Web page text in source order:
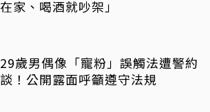
在家、喝酒就吵架」
29歲男偶像「寵粉」誤觸法遭警約
談！公開露面呼籲遵守法規